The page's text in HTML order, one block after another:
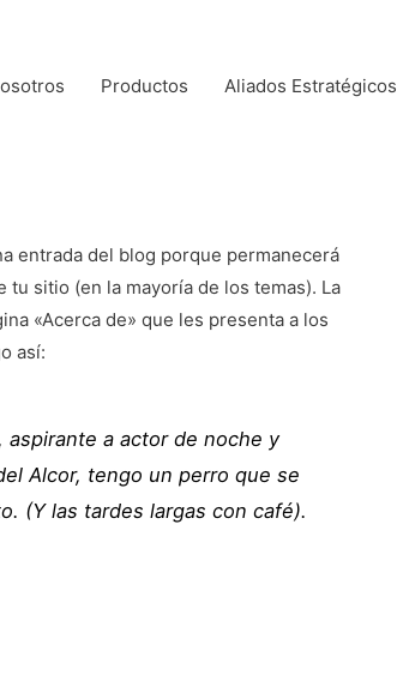
Productos Aliados Estratégicos
entrada del blog porque permanecerá
sitio (en la mayoría de los temas). La
«Acerca de» que les presenta a los
así:
aspirante a actor de noche y
Alcor, tengo un perro que se
(Y las tardes largas con café).